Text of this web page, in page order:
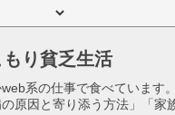
り貧乏生活
系の仕事で食べています
原因と寄り添う方法」「家